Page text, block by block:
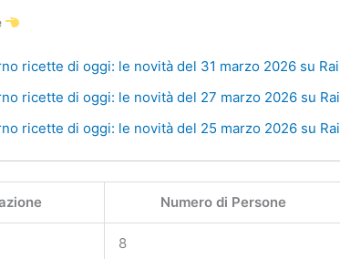
ricette di oggi: le novità del 31 marzo 2026 su
ricette di oggi: le novità del 27 marzo 2026 su
ricette di oggi: le novità del 25 marzo 2026 su
Numero di Persone
8